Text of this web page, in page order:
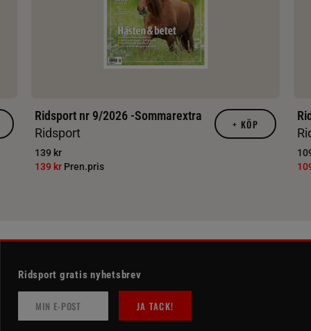
Ridsport nr 9/2026 -Sommarextra
Ridsport
139 kr
139 kr Pren.pris
+ KÖP
Ridsport gratis nyhetsbrev
JA TACK!